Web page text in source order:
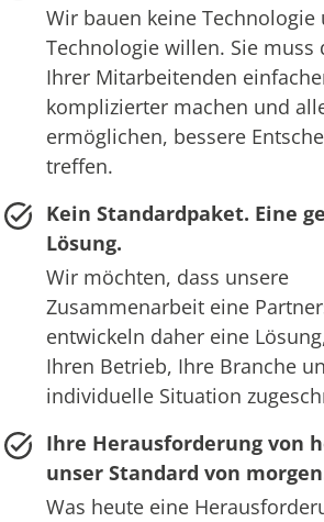
Wir bauen keine Technologie
Technologie willen. Sie muss
Ihrer Mitarbeitenden
komplizierter machen und
ermöglichen, bessere
treffen.
Kein Standardpaket. Eine
Lösung.
Wir möchten, dass unsere
Zusammenarbeit eine
entwickeln daher eine
Ihren Betrieb, Ihre Branche
individuelle Situation
Ihre Herausforderung von
unser Standard von
Was heute eine